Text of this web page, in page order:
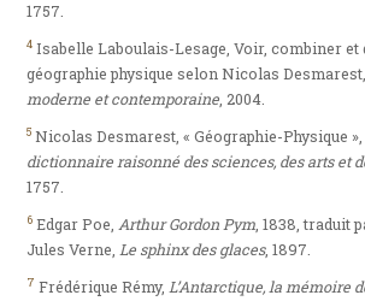
1757.
4 Isabelle Laboulais-Lesage, Voir, combiner et
géographie physique selon Nicolas Desmarest,
moderne et contemporaine , 2004.
5 Nicolas Desmarest, « Géographie-Physique »,
dictionnaire raisonné des sciences, des arts et
1757.
6 Edgar Poe, Arthur Gordon Pym , 1838, traduit
Jules Verne, Le sphinx des glaces, 1897.
7 Frédérique Rémy, L’Antarctique, la mémoire